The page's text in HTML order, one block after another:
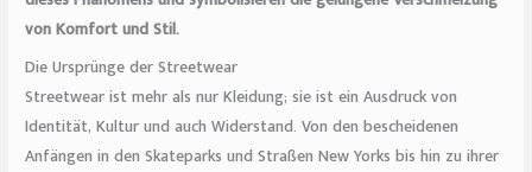
von Komfort und Stil.
Die Ursprünge der Streetwear
Streetwear ist mehr als nur Kleidung; sie ist ein Ausdruck von
Identität, Kultur und auch Widerstand. Von den bescheidenen
Anfängen in den Skateparks und Straßen New Yorks bis hin zu ihrer